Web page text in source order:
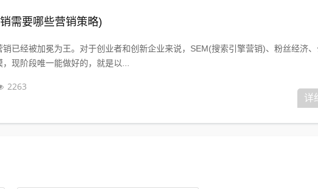
需要哪些营销策略)
销已经被加冕为王。对于创业者和创新企业来说，SEM(搜索引擎营销)、粉丝经济
现阶段唯一能做好的，就是以...
2263
详